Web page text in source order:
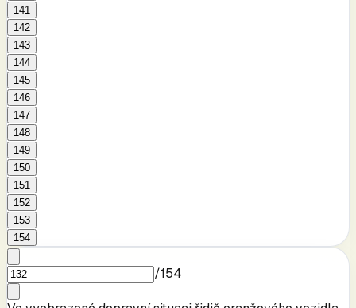
141
142
143
144
145
146
147
148
149
150
151
152
153
154
/154